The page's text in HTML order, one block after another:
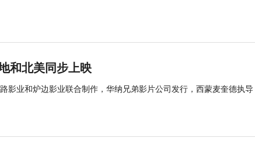
和北美同步上映
影业和炉边影业联合制作，华纳兄弟影片公司发行，西蒙麦奎德执导